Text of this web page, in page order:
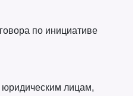
по инициативе
лицам,